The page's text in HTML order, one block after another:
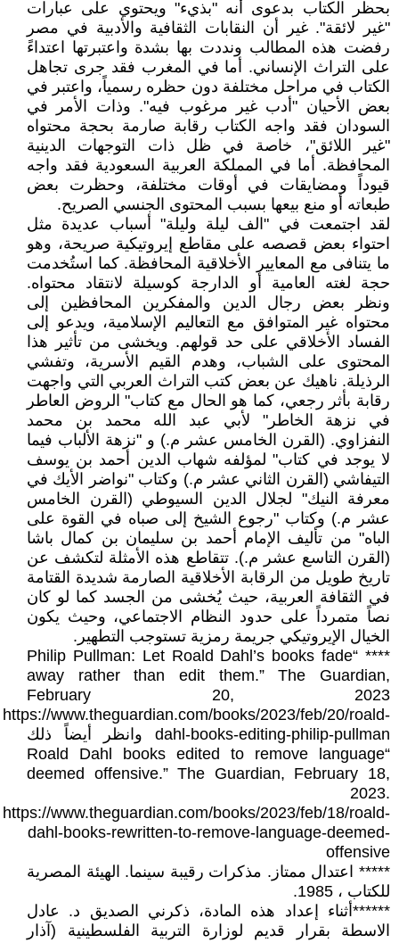
بحظر الكتاب بدعوى أنه "بذيء" ويحتوي على عبارات
"غير لائقة". غير أن النقابات الثقافية والأدبية في مصر
رفضت هذه المطالب ونددت بها بشدة واعتبرتها اعتداءً
على التراث الإنساني. أما في المغرب فقد جرى تجاهل
الكتاب في مراحل مختلفة دون حظره رسمياً، واعتبر في
بعض الأحيان "أدب غير مرغوب فيه". وذات الأمر في
السودان فقد واجه الكتاب رقابة صارمة بحجة محتواه
"غير اللائق"، خاصة في ظل ذات التوجهات الدينية
المحافظة. أما في المملكة العربية السعودية فقد واجه
قيوداً ومضايقات في أوقات مختلفة، وحظرت بعض
طبعاته أو منع بيعها بسبب المحتوى الجنسي الصريح.
لقد اجتمعت في "الف ليلة وليلة" أسباب عديدة مثل
احتواء بعض قصصه على مقاطع إيروتيكية صريحة، وهو
ما يتنافى مع المعايير الأخلاقية المحافظة. كما استُخدمت
حجة لغته العامية أو الدارجة كوسيلة لانتقاد محتواه.
ونظر بعض رجال الدين والمفكرين المحافظين إلى
محتواه غير المتوافق مع التعاليم الإسلامية، ويدعو إلى
الفساد الأخلاقي على حد قولهم. ويخشى من تأثير هذا
المحتوى على الشباب، وهدم القيم الأسرية، وتفشي
الرذيلة. ناهيك عن بعض كتب التراث العربي التي واجهت
رقابة بأثر رجعي، كما هو الحال مع كتاب" الروض العاطر
في نزهة الخاطر" لأبي عبد الله محمد بن محمد
النفزاوي. (القرن الخامس عشر م.) و "نزهة الألباب فيما
لا يوجد في كتاب" لمؤلفه شهاب الدين أحمد بن يوسف
التيفاشي (القرن الثاني عشر م.) وكتاب "نواضر الأيك في
معرفة النيك" لجلال الدين السيوطي (القرن الخامس
عشر م.) وكتاب "رجوع الشيخ إلى صباه في القوة على
الباه" من تأليف الإمام أحمد بن سليمان بن كمال باشا
(القرن التاسع عشر م.). تتقاطع هذه الأمثلة لتكشف عن
تاريخ طويل من الرقابة الأخلاقية الصارمة شديدة القتامة
في الثقافة العربية، حيث يُخشى من الجسد كما لو كان
نصاً متمرداً على حدود النظام الاجتماعي، وحيث يكون
الخيال الإيروتيكي جريمة رمزية تستوجب التطهير.
**** “Philip Pullman: Let Roald Dahl’s books fade
away rather than edit them.” The Guardian,
February 20, 2023
https://www.theguardian.com/books/2023/feb/20/roald-
dahl-books-editing-philip-pullman وانظر أيضاً ذلك
“Roald Dahl books edited to remove language
deemed offensive.” The Guardian, February 18,
2023.
https://www.theguardian.com/books/2023/feb/18/roald-
dahl-books-rewritten-to-remove-language-deemed-
offensive
***** اعتدال ممتاز. مذكرات رقيبة سينما. الهيئة المصرية
للكتاب ، 1985.
******أثناء إعداد هذه المادة، ذكرني الصديق د. عادل
الاسطة بقرار قديم لوزارة التربية الفلسطينية (آذار